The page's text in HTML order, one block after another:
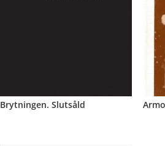
Brytningen. Slutsåld